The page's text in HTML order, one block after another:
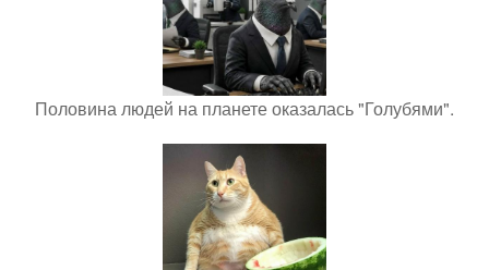
Половина людей на планете оказалась "Голубями".